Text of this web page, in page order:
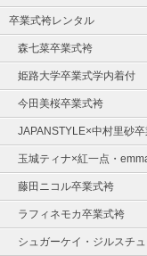
卒業式袴レンタル
森七菜卒業式袴
姫路大学卒業式学内着付
今田美桜卒業式袴
JAPANSTYLE×中村里砂
玉城ティナ×紅一点・
藤田ニコル卒業式袴
ラフィネモカ卒業式袴
シュガーケイ・ジルスチ